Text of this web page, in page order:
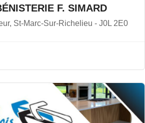
F. SIMARD
St-Marc-Sur-Richelieu - J0L 2E0